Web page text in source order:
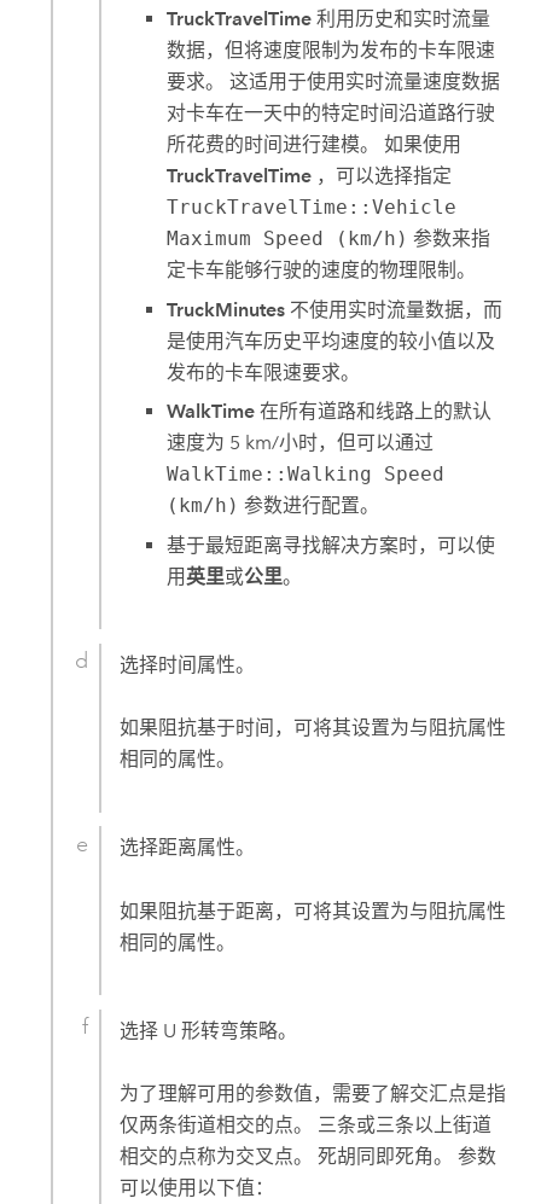
TruckTravelTime 利用历史和实时流量
数据，但将速度限制为发布的卡车限速
要求。 这适用于使用实时流量速度数据
对卡车在一天中的特定时间沿道路行驶
所花费的时间进行建模。 如果使用
TruckTravelTime ，可以选择指定
TruckTravelTime::Vehicle
Maximum Speed (km/h) 参数来指
定卡车能够行驶的速度的物理限制。
TruckMinutes 不使用实时流量数据，而
是使用汽车历史平均速度的较小值以及
发布的卡车限速要求。
WalkTime 在所有道路和线路上的默认
速度为 5 km/小时，但可以通过
WalkTime::Walking Speed
(km/h) 参数进行配置。
基于最短距离寻找解决方案时，可以使
用 英里或公里。
选择时间属性。
如果阻抗基于时间，可将其设置为与阻抗属性
相同的属性。
选择距离属性。
如果阻抗基于距离，可将其设置为与阻抗属性
相同的属性。
选择 U 形转弯策略。
为了理解可用的参数值，需要了解交汇点是指
仅两条街道相交的点。 三条或三条以上街道
相交的点称为交叉点。 死胡同即死角。 参数
可以使用以下值：